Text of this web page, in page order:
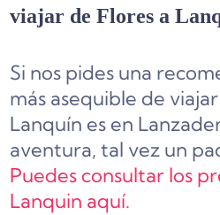
viajar de Flores a
Si nos pides una
más asequible de
Lanquín es en
aventura, tal vez un
Puedes consultar los
Lanquin aquí.